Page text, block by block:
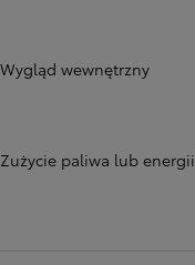
Wygląd wewnętrzny
Zużycie paliwa lub energii